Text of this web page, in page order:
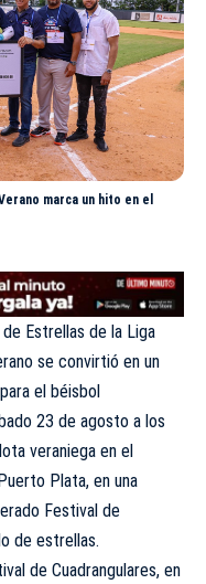
marca un hito en el
Estrellas de la Liga
se convirtió en un
el béisbol
23 de agosto a los
veraniega en el
Plata, en una
Festival de
de estrellas.
de Cuadrangulares, en